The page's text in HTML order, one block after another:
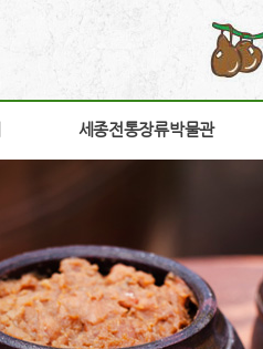
세종전통장류박물관
세종전통장류박물관
학술연구
자료실
열린공간